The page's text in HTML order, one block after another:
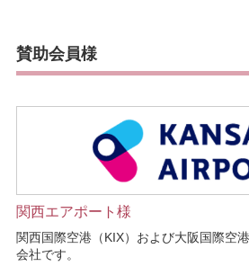
賛助会員様
関西エアポート様
関西国際空港（KIX）および大阪国際空
会社です。